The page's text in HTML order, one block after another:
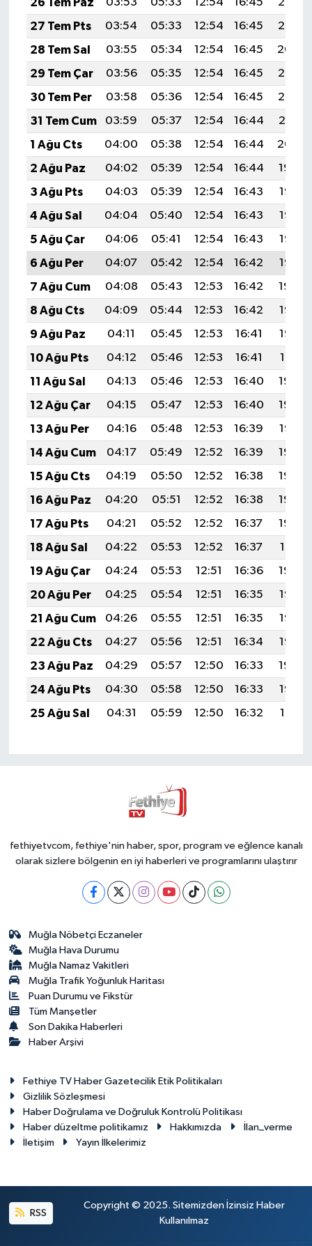
27 Tem Pts
03:54 05:33 12:54 16:45
20:05
28 Tem Sal
03:55 05:34 12:54 16:45
20:04
29 Tem Çar
03:56 05:35 12:54 16:45
20:03
30 Tem Per
03:58 05:36 12:54 16:45
20:02
31 Tem Cum
03:59 05:37 12:54 16:44
20:01
1 Ağu Cts
04:00 05:38 12:54 16:44
20:00
2 Ağu Paz
04:02 05:39 12:54 16:44
19:59
3 Ağu Pts
04:03 05:39 12:54 16:43
19:58
4 Ağu Sal
04:04 05:40 12:54 16:43
19:57
5 Ağu Çar
04:06 05:41 12:54 16:43
19:56
6 Ağu Per
04:07 05:42 12:54 16:42
19:55
7 Ağu Cum
04:08 05:43 12:53 16:42
19:54
8 Ağu Cts
04:09 05:44 12:53 16:42
19:53
9 Ağu Paz
04:11 05:45 12:53 16:41
19:52
10 Ağu Pts
04:12 05:46 12:53 16:41
19:51
11 Ağu Sal
04:13 05:46 12:53 16:40
19:49
12 Ağu Çar
04:15 05:47 12:53 16:40
19:48
13 Ağu Per
04:16 05:48 12:53 16:39
19:47
14 Ağu Cum
04:17 05:49 12:52 16:39
19:46
15 Ağu Cts
04:19 05:50 12:52 16:38
19:44
16 Ağu Paz
04:20 05:51 12:52 16:38
19:43
17 Ağu Pts
04:21 05:52 12:52 16:37
19:42
18 Ağu Sal
04:22 05:53 12:52 16:37
19:41
19 Ağu Çar
04:24 05:53 12:51 16:36
19:39
20 Ağu Per
04:25 05:54 12:51 16:35
19:38
21 Ağu Cum
04:26 05:55 12:51 16:35
19:36
22 Ağu Cts
04:27 05:56 12:51 16:34
19:35
23 Ağu Paz
04:29 05:57 12:50 16:33
19:34
24 Ağu Pts
04:30 05:58 12:50 16:33
19:32
25 Ağu Sal
04:31 05:59 12:50 16:32 19:31
fethiyetvcom, fethiye'nin haber, spor, program ve eğlence kanalı
olarak sizlere bölgenin en iyi haberleri ve programlarını ulaştırır
Muğla Nöbetçi Eczaneler
Muğla Hava Durumu
Muğla Namaz Vakitleri
Muğla Trafik Yoğunluk Haritası
Puan Durumu ve Fikstür
Tüm Manşetler
Son Dakika Haberleri
Haber Arşivi
Fethiye TV Haber Gazetecilik Etik Politikaları
Gizlilik Sözleşmesi
Haber Doğrulama ve Doğruluk Kontrolü Politikası
Haber düzeltme politikamız
Hakkımızda
İlan_verme
İletişim
Yayın İlkelerimiz
RSS
Copyright © 2025. Sitemizden İzinsiz Haber
Kullanılmaz